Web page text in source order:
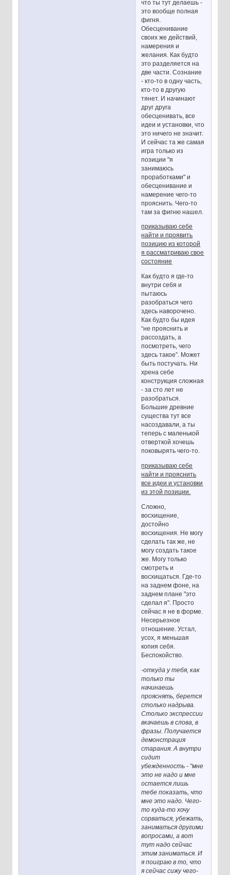
что ты тут делаешь -
это вообще полная
фигня.
Обесценивание
своих же действий,
намерения и
желания. Как будто
это разделяется на
две части. Сознание
- кто-то в одну часть,
кто-то в другую
тянет. И начинают
друг друга
обесценивать, все
идеи и установки, что
это ничего не значит.
И сейчас та же самая
игра только из
позиции "я
занимаюсь
проработками" и
обесценивание и
намерение чего-то
прояснить. Чего-то
там за фигню нашел.
приказываю себе
найти и проявить
позицию из которой
я рассматриваю свое
состояние
Как будто я где-то
внутри себя и
пытаюсь
разобраться чего
здесь наворочено.
Как будто бы идея
“не прояснить и
рассоздать, а
посмотреть, чего
здесь такое”. Может
быть постучать. Ни
хрена себе
конструкция сложная
- за сто лет не
разобраться.
Большие древние
существа тут все
насоздавали, а ты
теперь с маленькой
отверткой хочешь
поковырять чего-то.
приказываю себе
найти и прояснить
все идеи и установки
из этой позиции.
Сложно,
восхищение,
достойно
восхищения. Не могу
сделать так же, не
могу создать такое
же. Могу только
смотреть и
восхищаться. Где-то
на заднем фоне, на
заднем плане "это
сделал я". Просто
сейчас я не в форме.
Несерьезное
отношение. Устал,
усох, я меньшая
копия себя.
Беспокойство.
-откуда у тебя, как
только ты
начинаешь
прояснять, берется
столько надрыва.
Столько экспрессии
вкачаешь в слова, в
фразы. Получается
демонстрация
старания. А внутри
сидит
убежденность - "мне
это не надо и мне
остается лишь
тебе показать, что
мне это надо. Чего-
то куда-то хочу
сорваться, убежать,
заниматься другими
вопросами, а вот
тут надо сейчас
этим заниматься. И
я поиграю в то, что
я сейчас сижу чего-